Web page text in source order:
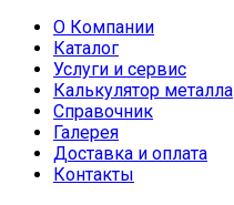
О Компании
Каталог
Услуги и сервис
Калькулятор металла
Справочник
Галерея
Доставка и оплата
Контакты